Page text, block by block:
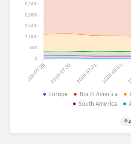
攻击统计信息：漏洞
攻击统计信息：设备
数据集2026-07-29 2026-07-30 2026-07-31 2026-08-01
0
500
1,000
1,500
2,000
2,500
Europe North America
South America
©